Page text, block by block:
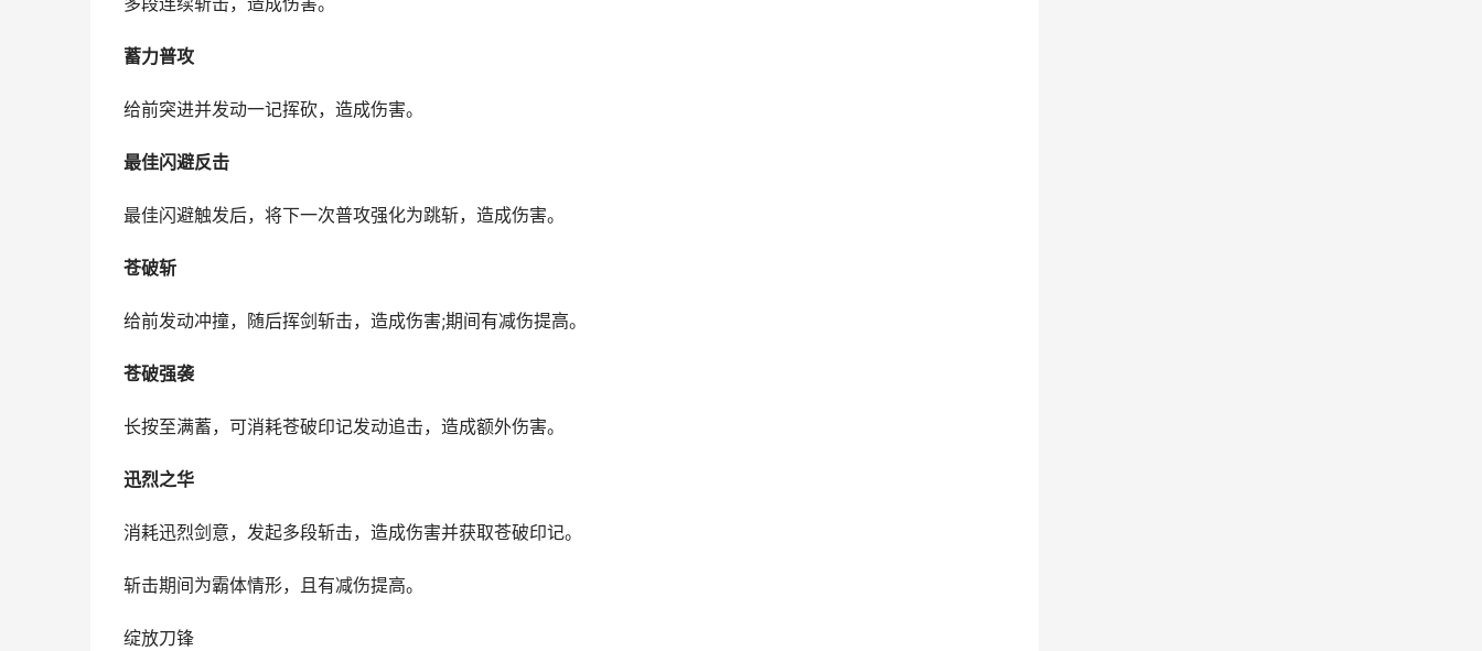
蓄力普攻
给前突进并发动一记挥砍，造成伤害。
最佳闪避反击
最佳闪避触发后，将下一次普攻强化为跳斩，造成伤害。
苍破斩
给前发动冲撞，随后挥剑斩击，造成伤害;期间有减伤提高。
苍破强袭
长按至满蓄，可消耗苍破印记发动追击，造成额外伤害。
迅烈之华
消耗迅烈剑意，发起多段斩击，造成伤害并获取苍破印记。
斩击期间为霸体情形，且有减伤提高。
绽放刀锋